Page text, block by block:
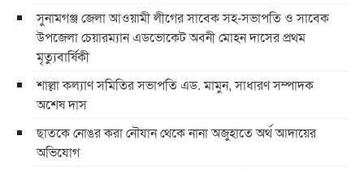
সুনামগঞ্জ জেলা আওয়ামী লীগের সাবেক সহ-সভাপতি ও সাবেক
উপজেলা চেয়ারম্যান এডভোকেট অবনী মোহন দাসের প্রথম
মৃত্যুবার্ষিকী
শাল্লা কল্যাণ সমিতির সভাপতি এড. মামুন, সাধারণ সম্পাদক
অশেষ দাস
ছাতকে নোঙর করা নৌযান থেকে নানা অজুহাতে অর্থ আদায়ের
অভিযোগ